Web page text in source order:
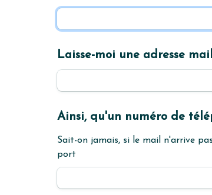
Laisse-moi une adresse
Ainsi, qu'un numéro de
Sait-on jamais, si le mail n'arrive
port